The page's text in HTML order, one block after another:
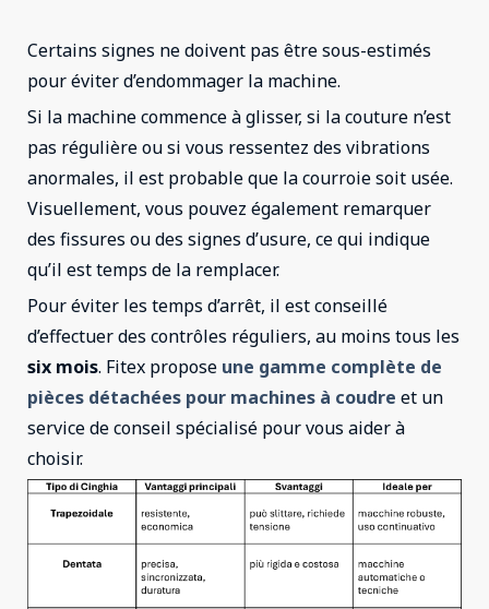
Certains signes ne doivent pas être sous-estimés
pour éviter d’endommager la machine.
Si la machine commence à glisser, si la couture n’est
pas régulière ou si vous ressentez des vibrations
anormales, il est probable que la courroie soit usée.
Visuellement, vous pouvez également remarquer
des fissures ou des signes d’usure, ce qui indique
qu’il est temps de la remplacer.
Pour éviter les temps d’arrêt, il est conseillé
d’effectuer des contrôles réguliers, au moins tous les
six mois. Fitex propose une gamme complète de
pièces détachées pour machines à coudre et un
service de conseil spécialisé pour vous aider à
choisir.